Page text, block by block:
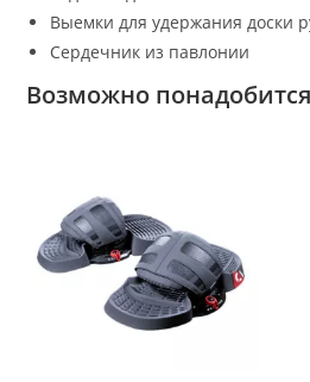
Выемки для удержания доски
Сердечник из павлонии
Возможно